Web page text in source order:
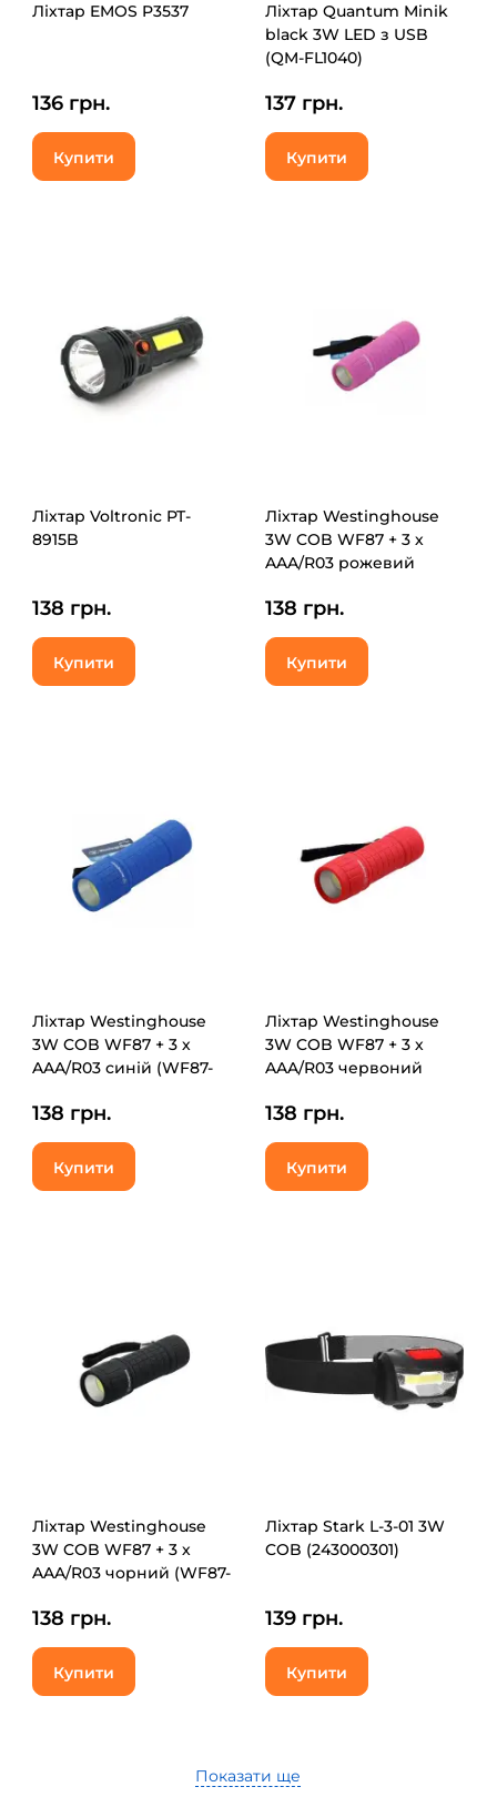
Ліхтар EMOS P3537
136 грн.
Купити
Ліхтар Quantum Minik
black 3W LED з USB
(QM-FL1040)
137 грн.
Купити
Ліхтар Voltronic PT-
8915B
138 грн.
Купити
Ліхтар Westinghouse
3W COB WF87 + 3 х
AAA/R03 рожевий
138 грн.
Купити
Ліхтар Westinghouse
3W COB WF87 + 3 х
AAA/R03 синій (WF87-
138 грн.
Купити
Ліхтар Westinghouse
3W COB WF87 + 3 х
AAA/R03 червоний
138 грн.
Купити
Ліхтар Westinghouse
3W COB WF87 + 3 х
AAA/R03 чорний (WF87-
138 грн.
Купити
Ліхтар Stark L-3-01 3W
COB (243000301)
139 грн.
Купити
Показати ще